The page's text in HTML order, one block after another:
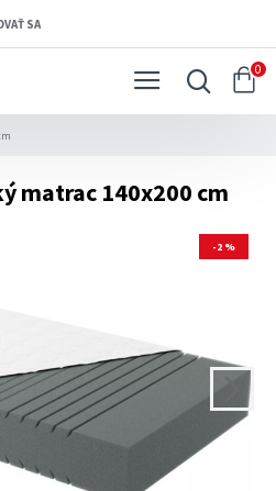
SA
0
matrac 140x200 cm
-2 %